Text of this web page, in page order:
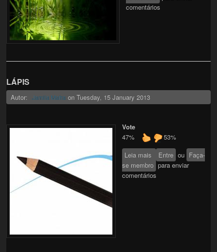
comentários
LÁPIS
Autor: Jamila Mafra onTuesday, 15 January 2013
Vote
47%
53%
Leia mais sobre LÁPIS
Entre ou Faça-
se membro para enviar
comentários